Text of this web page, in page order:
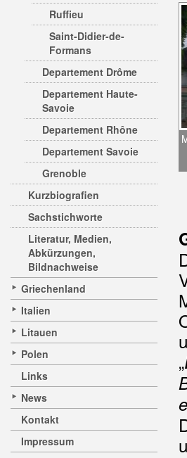
Ruffieu
Saint-Didier-de-
Formans
Departement Drôme
Departement Haute-
Savoie
Departement Rhône
Departement Savoie
Grenoble
Kurzbiografien
Sachstichworte
Literatur, Medien,
Abkürzungen,
Bildnachweise
Griechenland
Italien
Litauen
Polen
Links
News
Kontakt
Impressum
„